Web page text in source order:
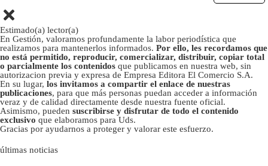
Estimado(a) lector(a)
En Gestión, valoramos profundamente la labor periodística que
realizamos para mantenerlos informados. Por ello, les recordamos que
no está permitido, reproducir, comercializar, distribuir, copiar total
o parcialmente los contenidos que publicamos en nuestra web, sin
autorizacion previa y expresa de Empresa Editora El Comercio S.A.
En su lugar, los invitamos a compartir el enlace de nuestras
publicaciones, para que más personas puedan acceder a información
veraz y de calidad directamente desde nuestra fuente oficial.
Asimismo, pueden suscribirse y disfrutar de todo el contenido
exclusivo que elaboramos para Uds.
Gracias por ayudarnos a proteger y valorar este esfuerzo.
últimas noticias